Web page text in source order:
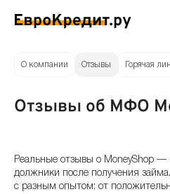
О компании Отзывы Горячая
Отзывы об МФО
Реальные отзывы о MoneyShop —
должники после получения
с разным опытом: от